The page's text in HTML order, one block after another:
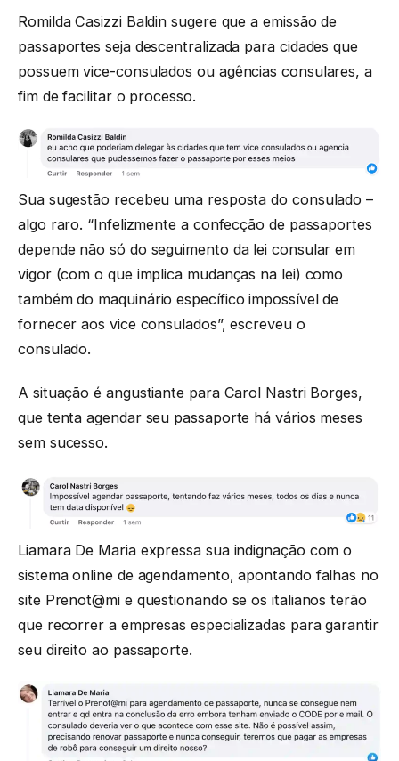
Romilda Casizzi Baldin sugere que a emissão de
passaportes seja descentralizada para cidades que
possuem vice-consulados ou agências consulares, a
fim de facilitar o processo.
Sua sugestão recebeu uma resposta do consulado –
algo raro. “Infelizmente a confecção de passaportes
depende não só do seguimento da lei consular em
vigor (com o que implica mudanças na lei) como
também do maquinário específico impossível de
fornecer aos vice consulados”, escreveu o
consulado.
A situação é angustiante para Carol Nastri Borges,
que tenta agendar seu passaporte há vários meses
sem sucesso.
Liamara De Maria expressa sua indignação com o
sistema online de agendamento, apontando falhas no
site Prenot@mi e questionando se os italianos terão
que recorrer a empresas especializadas para garantir
seu direito ao passaporte.